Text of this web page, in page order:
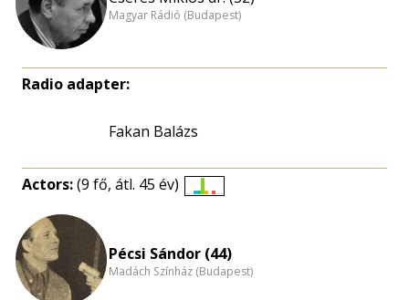
Magyar Rádió (Budapest)
Radio adapter:
Fakan Balázs
Actors:(9 fő, átl. 45 év)
nagyítása
Pécsi Sándor (44)
Madách Színház (Budapest)